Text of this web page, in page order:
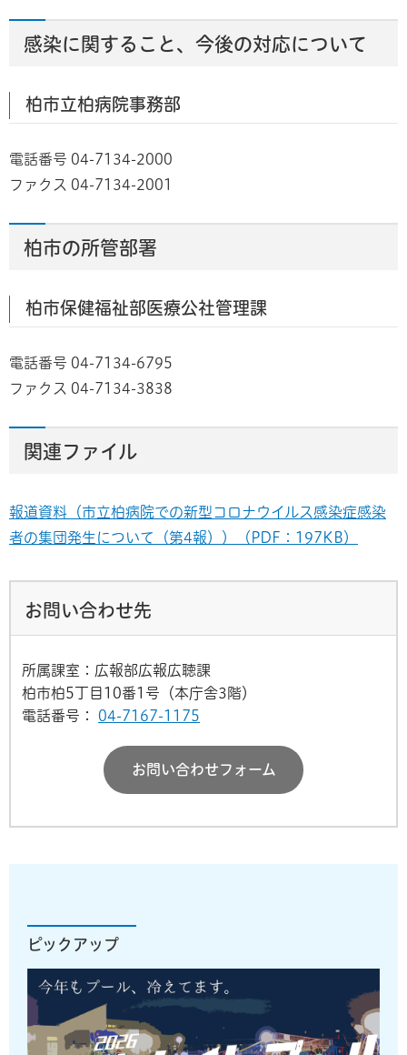
感染に関すること、今後の対応について
柏市立柏病院事務部
電話番号 04-7134-2000
ファクス 04-7134-2001
柏市の所管部署
柏市保健福祉部医療公社管理課
電話番号 04-7134-6795
ファクス 04-7134-3838
関連ファイル
報道資料（市立柏病院での新型コロナウイルス感染症感染
者の集団発生について（第4報））（PDF：197KB）
お問い合わせ先
所属課室：広報部広報広聴課
柏市柏5丁目10番1号（本庁舎3階）
電話番号：
04-7167-1175
お問い合わせフォーム
ピックアップ